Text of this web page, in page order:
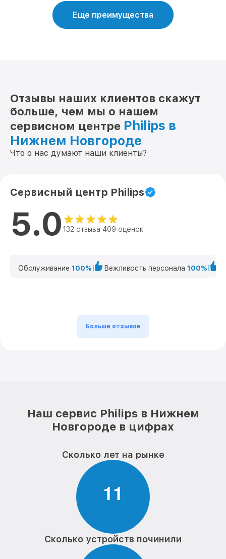
Еще преимущества
Отзывы наших клиентов скажут
больше, чем мы о нашем
сервисном центре Philips в
Нижнем Новгороде
Что о нас думают наши клиенты?
Сервисный центр Philips
5.0 132 отзыва 409 оценок
Обслуживание 100% Вежливость персонала 100%
Больше отзывов
Наш сервис Philips в Нижнем
Новгороде в цифрах
Сколько лет на рынке
11
Сколько устройств починили